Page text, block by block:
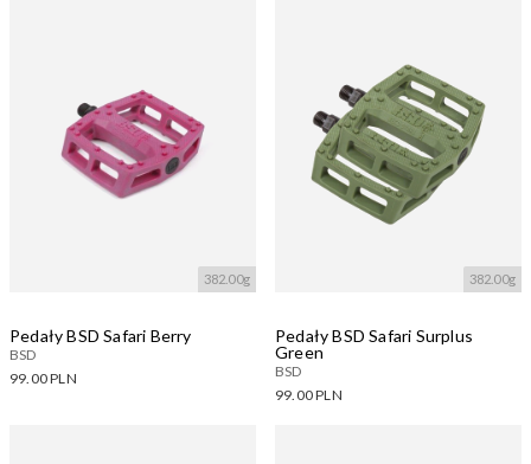
382.00g
Pedały BSD Safari Berry
BSD
99.00 PLN
382.00g
Pedały BSD Safari Surplus
Green
BSD
99.00 PLN